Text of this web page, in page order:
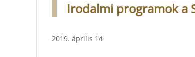
Irodalmi programok a
2019. április 14